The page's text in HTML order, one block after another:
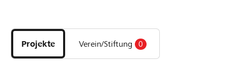
DE FR IT
Projekte
und
Organisationen
Projekte Verein/Stiftung 0